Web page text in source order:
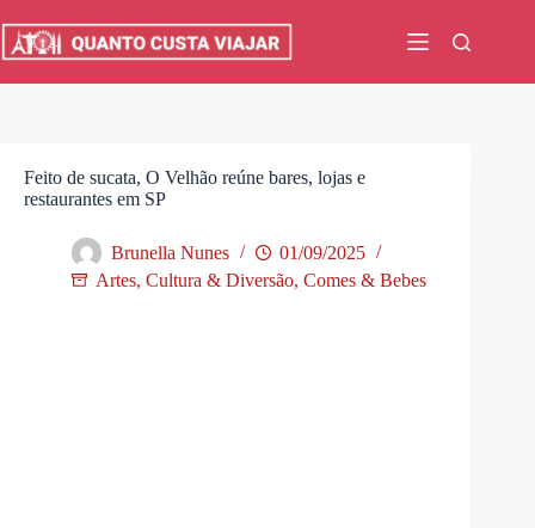
para
Feito de sucata, O Velhão reúne bares, lojas e
restaurantes em SP
Brunella Nunes
01/09/2025
Artes, Cultura & Diversão, Comes & Bebes